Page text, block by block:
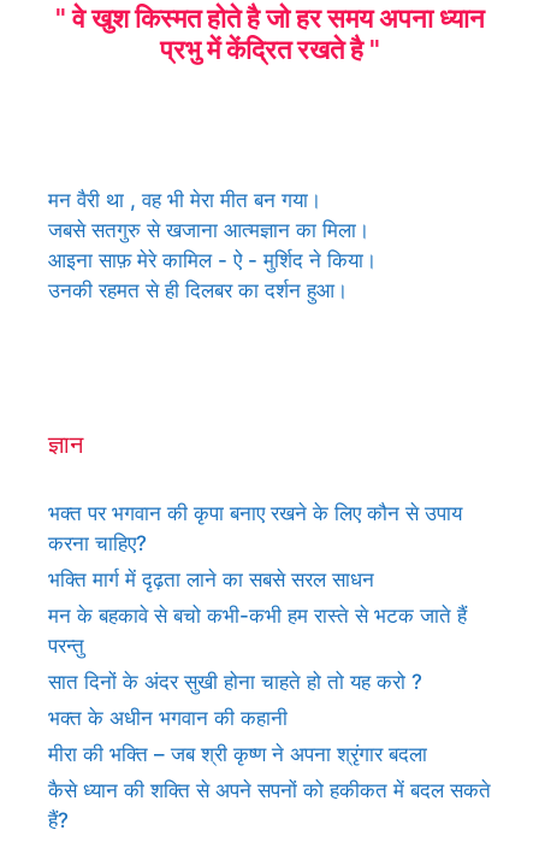
" वे खुश किस्मत होते है जो हर समय अपना ध्यान
प्रभु में केंद्रित रखते है "
मन वैरी था , वह भी मेरा मीत बन गया।
जबसे सतगुरु से खजाना आत्मज्ञान का मिला।
आइना साफ़ मेरे कामिल - ऐ - मुर्शिद ने किया।
उनकी रहमत से ही दिलबर का दर्शन हुआ।
ज्ञान
भक्त पर भगवान की कृपा बनाए रखने के लिए कौन से उपाय
करना चाहिए?
भक्ति मार्ग में दृढ़ता लाने का सबसे सरल साधन
मन के बहकावे से बचो कभी-कभी हम रास्ते से भटक जाते हैं
परन्तु
सात दिनों के अंदर सुखी होना चाहते हो तो यह करो ?
भक्त के अधीन भगवान की कहानी
मीरा की भक्ति – जब श्री कृष्ण ने अपना श्रृंगार बदला
कैसे ध्यान की शक्ति से अपने सपनों को हकीकत में बदल सकते
हैं?